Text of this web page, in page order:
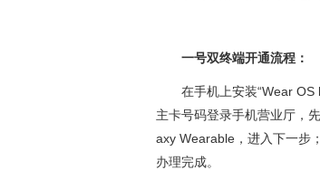
一号双终端开通流程：
在手机上安装“Wear OS
主卡号码登录手机营业厅，
axy Wearable，进入下一步
办理完成。